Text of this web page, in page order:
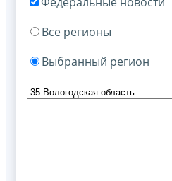
Все регионы
Выбранный регион